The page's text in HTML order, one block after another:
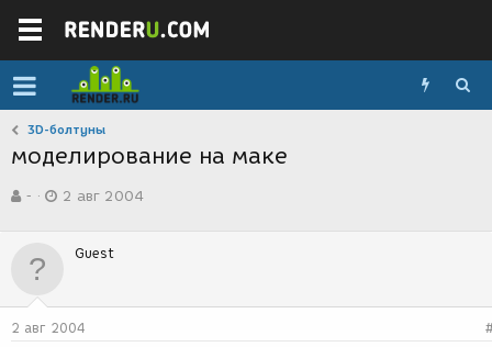
3D-болтуны
моделирование на маке
в
р
-
а
д
2 авг 2004
Guest
2 авг 2004